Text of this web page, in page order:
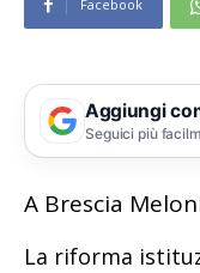
Facebook
Aggiungi
Seguici più
A Brescia
La riforma